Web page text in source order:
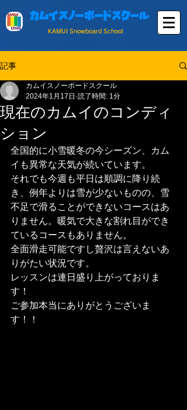
カムイスノーボードスクール
KAMUI Snowboard School
記事
現在のカムイのコンディ
ション
カムイスノーボードスクール
2024年1月17日 読了時間: 1分
全国的に小雪暖冬の今シーズン、カム
イも異常な天気が続いています。
それでも今週も平日は順調に降り続
き、例年よりは雪が少ないものの、雪
不足で滑ることができないコースはあ
りません。暖気で大きな割れ目ができ
ているコースもありません。
全面滑走可能ですし贅沢は言えないあ
りがたい状況です。
レッスンは連日盛り上がっておりま
す！
ご参加本当にありがとうございま
す！！